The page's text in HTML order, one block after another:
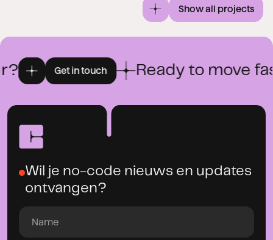
Show all projects
Get in touch Ready to move
Wil je no-code nieuws en updates
ontvangen?